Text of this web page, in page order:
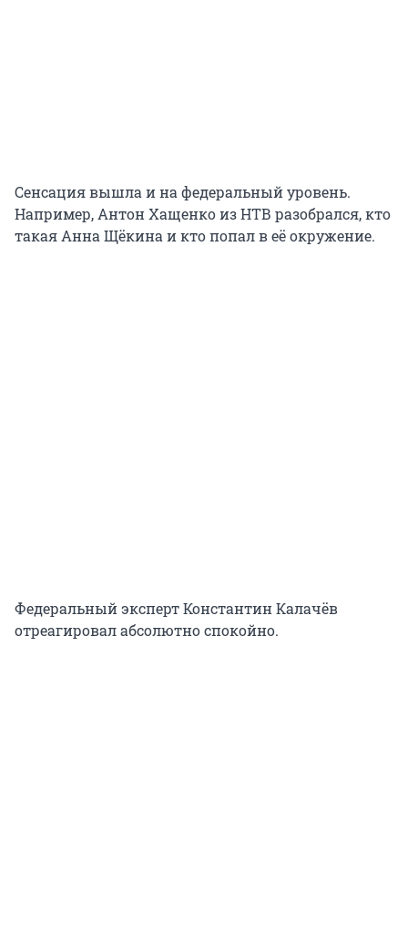
Сенсация вышла и на федеральный уровень.
Например, Антон Хащенко из НТВ разобрался, кто
такая Анна Щёкина и кто попал в её окружение.
Федеральный эксперт Константин Калачёв
отреагировал абсолютно спокойно.